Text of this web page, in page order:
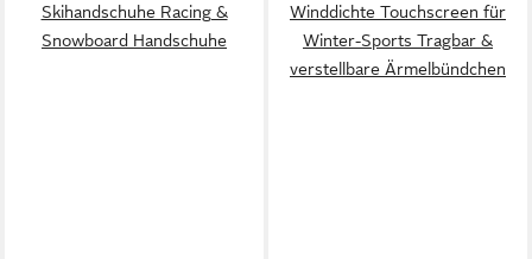
Skihandschuhe Racing &
Snowboard Handschuhe
Winddichte Touchscreen für
Winter-Sports Tragbar &
verstellbare Ärmelbündchen